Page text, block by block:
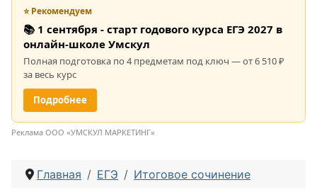
⭐ Рекомендуем
📚 1 сентября - старт годового курса ЕГЭ 2027 в
онлайн-школе Умскул
Полная подготовка по 4 предметам под ключ — от 6 510 ₽
за весь курс
Подробнее
Реклама ООО «УМСКУЛ МАРКЕТИНГ»
Главная ЕГЭ Итоговое сочинение